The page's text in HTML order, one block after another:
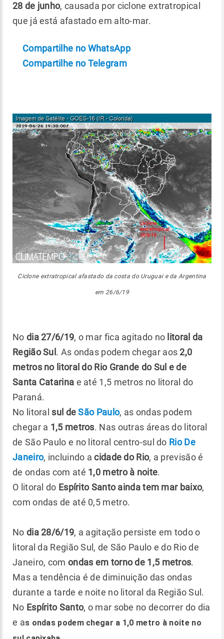
28 de junho, causada por ciclone extratropical
que já está afastado em alto-mar.
Compartilhe no WhatsApp
Compartilhe no Telegram
Ciclone extratropical afastado da costa do Uruguai e da Argentina
em 26/6/19
No dia 27/6/19, o mar fica agitado no litoral da
Região Sul. As ondas podem chegar aos2,0
metros no litoral do Rio Grande do Sul e de
Santa Catarina e até 1,5 metros no litoral do
Paraná.
No litoral sul deSão Paulo, as ondas podem
chegar a 1,5 metros. Nas outras áreas do litoral
de São Paulo e no litoral centro-sul do Rio De
Janeiro, incluindo a cidade do Rio, a previsão é
de ondas com até 1,0 metro à noite.
O litoral do Espírito Santo ainda tem mar baixo,
com ondas de até 0,5 metro.
No dia 28/6/19, a agitação persiste em todo o
litoral da Região Sul, de São Paulo e do Rio de
Janeiro, com ondas em torno de 1,5 metros.
Mas a tendência é de diminuição das ondas
durante a tarde e noite no litoral da Região Sul.
No Espírito Santo, o mar sobe no decorrer do dia
e as ondas podem chegar a 1,0 metro à noite no